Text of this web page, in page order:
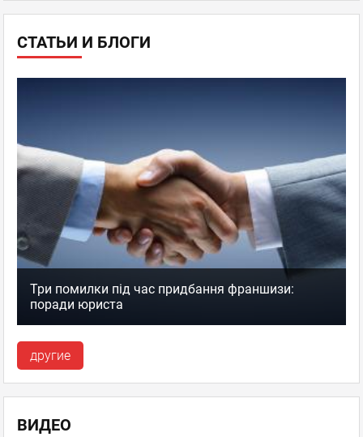
СТАТЬИ И БЛОГИ
Три помилки під час придбання франшизи:
поради юриста
другие
ВИДЕО